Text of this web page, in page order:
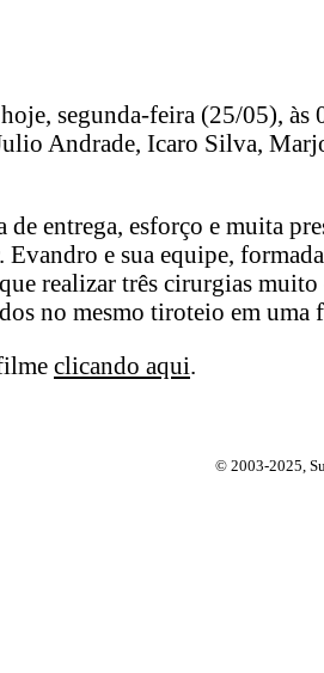
segunda-feira (25/05), às
Andrade, Icaro Silva,
de entrega, esforço e muita
e sua equipe,
realizar três cirurgias
no mesmo tiroteio em
clicando aqui.
© 2003-2025,